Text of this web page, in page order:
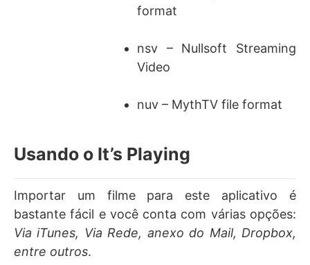
format
nsv – Nullsoft Streaming
Video
nuv – MythTV file format
Usando o It’s Playing
Importar um filme para este aplicativo é
bastante fácil e você conta com várias opções:
Via iTunes, Via Rede, anexo do Mail, Dropbox,
entre outros.